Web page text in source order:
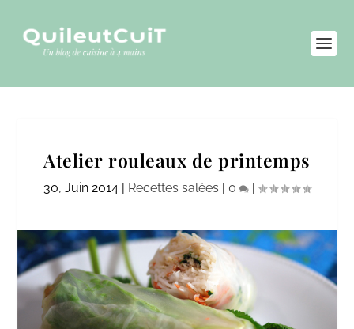
Atelier rouleaux de printemps
30, Juin 2014 | Recettes salées | 0 |